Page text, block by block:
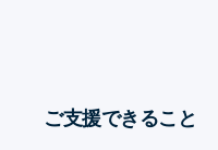
ご支援できること